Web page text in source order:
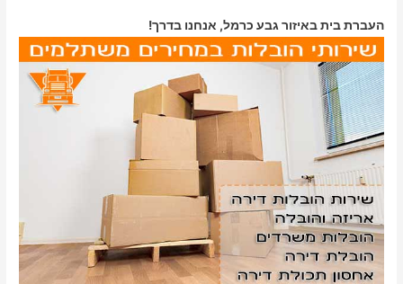
העברת בית באיזור גבע כרמל, אנחנו בדרך!